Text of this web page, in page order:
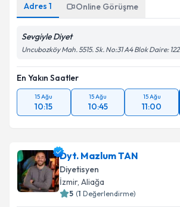
Adres 1 Online Görüşme
Sevgiyle Diyet
Uncubozköy Mah. 5515. Sk. No:31 A4 Blok Daire: 122
En Yakın Saatler
15 Ağu
10:15
15 Ağu
10:45
15 Ağu
11:00
Dyt. Mazlum TAN
Diyetisyen
İzmir, Aliağa
5 (1 Değerlendirme)